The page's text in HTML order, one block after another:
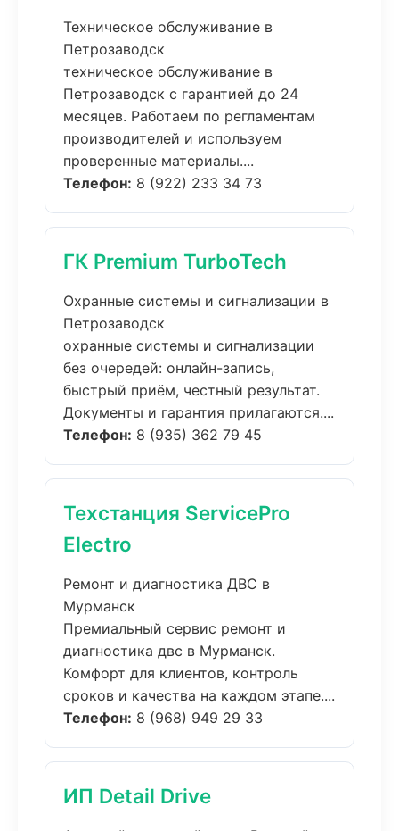
Техническое обслуживание в
Петрозаводск
техническое обслуживание в
Петрозаводск с гарантией до 24
месяцев. Работаем по регламентам
производителей и используем
проверенные материалы....
Телефон: 8 (922) 233 34 73
ГК Premium TurboTech
Охранные системы и сигнализации в
Петрозаводск
охранные системы и сигнализации
без очередей: онлайн-запись,
быстрый приём, честный результат.
Документы и гарантия прилагаются....
Телефон: 8 (935) 362 79 45
Техстанция ServicePro
Electro
Ремонт и диагностика ДВС в
Мурманск
Премиальный сервис ремонт и
диагностика двс в Мурманск.
Комфорт для клиентов, контроль
сроков и качества на каждом этапе....
Телефон: 8 (968) 949 29 33
ИП Detail Drive